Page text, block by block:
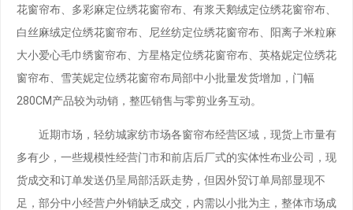
花窗帘布、多彩麻定位绣花窗帘布、有浆天鹅绒定位绣花窗帘布、
白丝麻绒定位绣花窗帘布、尼丝纺定位绣花窗帘布、阳离子米粒麻
大小爱心毛巾绣窗帘布、方星格定位绣花窗帘布、英格妮定位绣花
窗帘布、雪芙妮定位绣花窗帘布局部中小批量发货增加，门幅
280CM产品较为动销，整匹销售与零剪业务互动。
近期市场，轻纺城家纺市场各窗帘布经营区域，现货上市量有
多有少，一些规模性经营门市和前店后厂式的实体性布业公司，现
货成交和订单发送仍呈局部活跃走势，但因外贸订单局部显现不
足，部分中小经营户外销缺乏成交，内需以小批为主，整体市场成